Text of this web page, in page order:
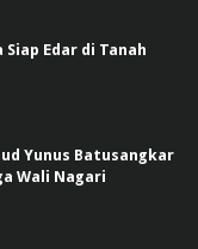
Edar di Tanah
Yunus Batusangkar
Wali Nagari